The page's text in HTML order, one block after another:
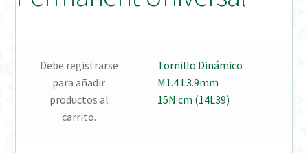
Welcome to DELTA Abutments | Tienda Online!
Debe registrarse
para añadir
productos al
carrito.
Tornillo Dinámico
M1.4 L3.9mm
15N·cm (14L39)